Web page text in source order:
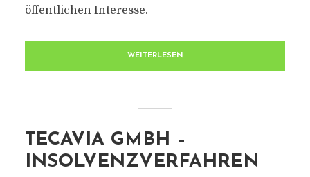
öffentlichen Interesse.
WEITERLESEN
TECAVIA GMBH –
INSOLVENZVERFAHREN